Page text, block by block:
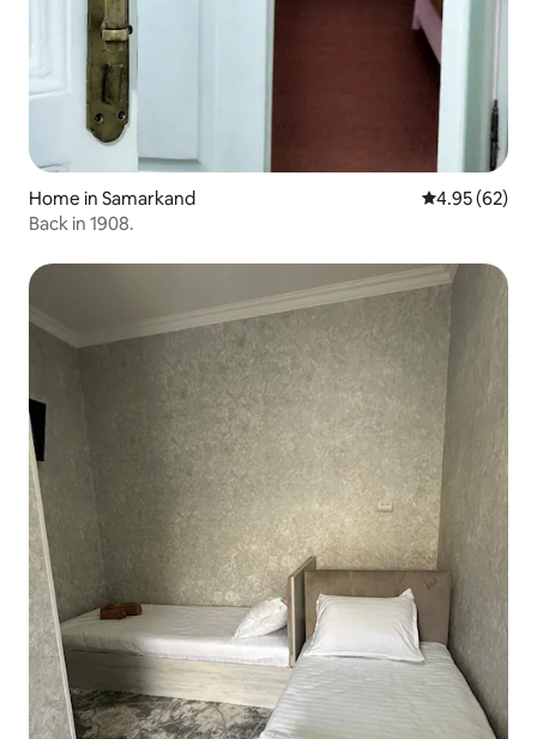
Home in Samarkand 4.95 out of 5
4.95 (62)
Back in 1908.